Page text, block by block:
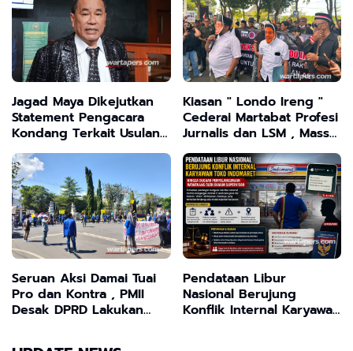
Jagad Maya Dikejutkan
Statement Pengacara
Kondang Terkait Usulan
Transformasi Program
MBG
Kiasan " Londo Ireng "
Cederai Martabat Profesi
Jurnalis dan LSM , Massa
Gruduk Kantor DPRD
Desak Presiden Prabowo
Klarifikasi Secara
Terbuka
Seruan Aksi Damai Tuai
Pro dan Kontra , PMII
Desak DPRD Lakukan
Pendataan Libur
Nasional Berujung
Konflik Internal Karyawan